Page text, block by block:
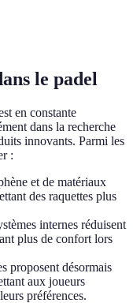
le padel
en constante
dans la recherche
innovants. Parmi les
:
et de matériaux
des raquettes plus
internes réduisent
plus de confort lors
proposent désormais
aux joueurs
préférences.